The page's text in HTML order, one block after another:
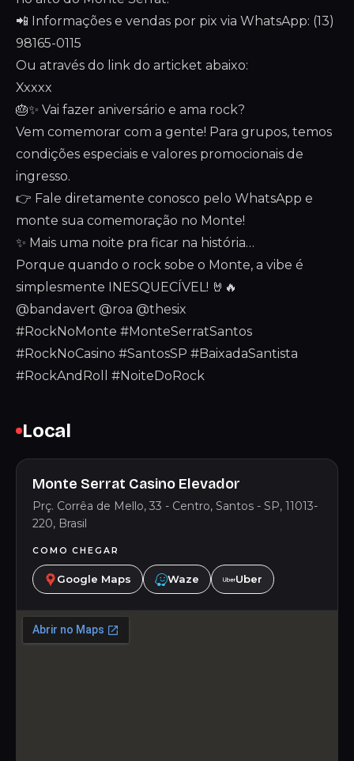
📲 Informações e vendas por pix via WhatsApp: (13)
98165-0115
Ou através do link do articket abaixo:
Xxxxx
🎂✨ Vai fazer aniversário e ama rock?
Vem comemorar com a gente! Para grupos, temos
condições especiais e valores promocionais de
ingresso.
👉 Fale diretamente conosco pelo WhatsApp e
monte sua comemoração no Monte!
✨ Mais uma noite pra ficar na história…
Porque quando o rock sobe o Monte, a vibe é
simplesmente INESQUECÍVEL! 🤘🔥
@bandavert @roa @thesix
#RockNoMonte #MonteSerratSantos
#RockNoCasino #SantosSP #BaixadaSantista
#RockAndRoll #NoiteDoRock
Local
Monte Serrat Casino Elevador
Prç. Corrêa de Mello, 33 - Centro, Santos - SP, 11013-
220, Brasil
COMO CHEGAR
Google Maps Waze Uber